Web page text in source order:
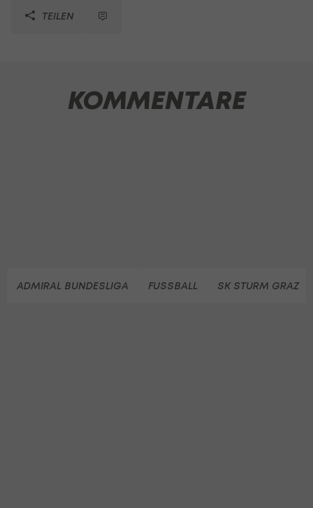
TEILEN
KOMMENTARE
ADMIRAL BUNDESLIGA FUSSBALL SK STURM GRAZ